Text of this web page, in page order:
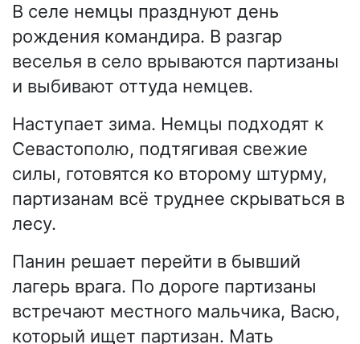
В селе немцы празднуют день
рождения командира. В разгар
веселья в село врываются партизаны
и выбивают оттуда немцев.
Наступает зима. Немцы подходят к
Севастополю, подтягивая свежие
силы, готовятся ко второму штурму,
партизанам всё труднее скрываться в
лесу.
Панин решает перейти в бывший
лагерь врага. По дороге партизаны
встречают местного мальчика, Васю,
который ищет партизан. Мать